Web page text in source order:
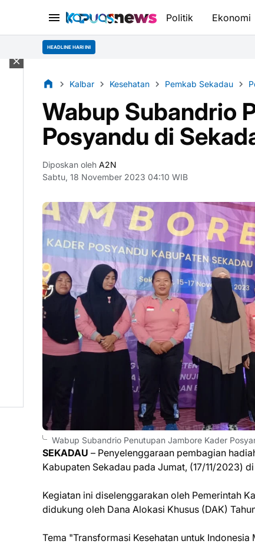
Politik Ekonomi
HEADLINE HARI INI
Kalbar Kesehatan Pemkab Sekadau
Wabup Subandrio
Posyandu di
Diposkan oleh A2N
Sabtu, 18 November 2023 04:10 WIB
Wabup Subandrio Penutupan Jambore Kader
SEKADAU – Penyelenggaraan pembagian
Kabupaten Sekadau pada Jumat, (17/11/2023)
Kegiatan ini diselenggarakan oleh Pemerintah
didukung oleh Dana Alokasi Khusus (DAK)
Tema "Transformasi Kesehatan untuk